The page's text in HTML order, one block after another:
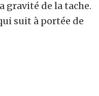
gravité de la tache.
suit à portée de